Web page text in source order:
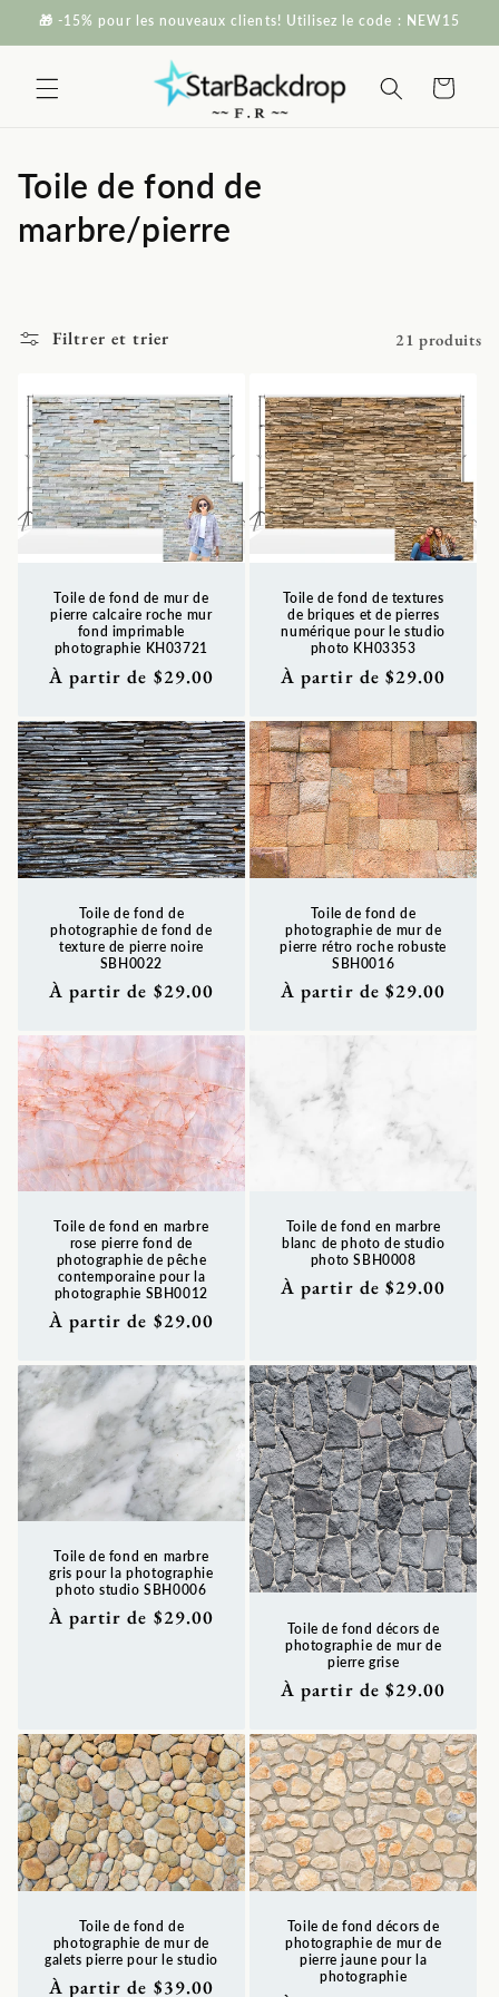
et passer
🎁 -15% pour les nouveaux clients! Utilisez le code : NEW15
Panier
C
o
e
c
t
o
Toile de fond de
marbre/pierre
Filtrer et trier 21 produits
Toile de fond de mur de
pierre calcaire roche mur
fond imprimable
photographie KH03721
Prix
À partir de $29.00
Toile de fond de textures
de briques et de pierres
numérique pour le studio
photo KH03353
Prix
À partir de $29.00
Toile de fond de
photographie de fond de
texture de pierre noire
SBH0022
Prix
À partir de $29.00
Toile de fond de
photographie de mur de
pierre rétro roche robuste
SBH0016
Prix
À partir de $29.00
Toile de fond en marbre
rose pierre fond de
photographie de pêche
contemporaine pour la
photographie SBH0012
Prix
À partir de $29.00
Toile de fond en marbre
blanc de photo de studio
photo SBH0008
Prix
À partir de $29.00
Toile de fond en marbre
gris pour la photographie
photo studio SBH0006
Prix
À partir de $29.00
Toile de fond décors de
photographie de mur de
pierre grise
Prix
À partir de $29.00
Toile de fond de
photographie de mur de
galets pierre pour le studio
Prix
À partir de $39.00
Toile de fond décors de
photographie de mur de
pierre jaune pour la
photographie